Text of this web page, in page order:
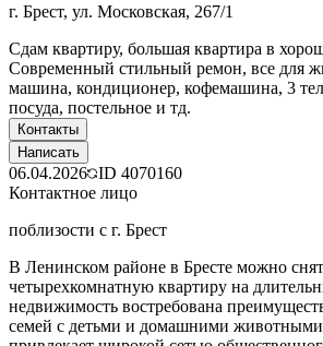
г. Брест, ул. Московская, 267/1
Сдам квартиру, большая квартира в
Современный стильный ремон, все для
машина, кондиционер, кофемашина, 3
посуда, постельное и тд.
Контакты
Написать
06.04.2026 ID 4070160
Контактное лицо
поблизости с г. Брест
В Ленинском районе в Бресте можно
четырехкомнатную квартиру на
недвижимость востребована
семей с детьми и домашними